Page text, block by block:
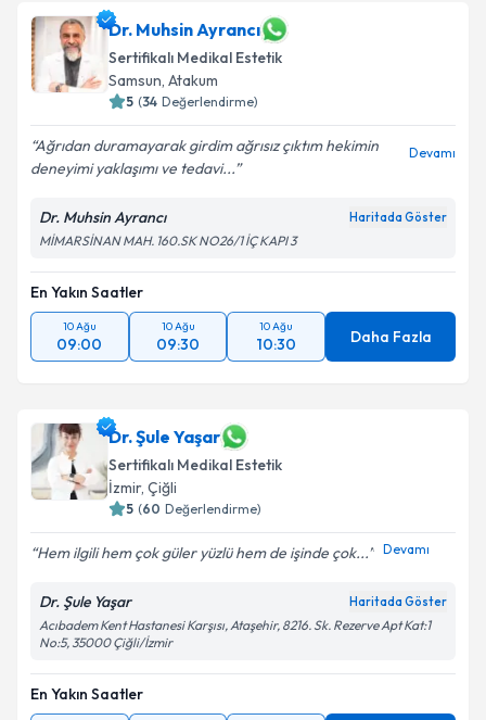
için bir takvim hazırlandığında e-posta ile
bilgilendireceğiz.
E-posta Adresiniz
Metni'ni okudum ve kişisel verilerimin belirtilen
kapsamda işlenmesini kabul ediyorum.
Takvim Talebini Gönder
Dr. Muhsin Ayrancı
Sertifikalı Medikal Estetik
Samsun, Atakum
5 (34 Değerlendirme)
Ağrıdan duramayarak girdim ağrısız çıktım hekimin
deneyimi yaklaşımı ve tedavi...
Devamı
Dr. Muhsin Ayrancı Haritada Göster
MİMARSİNAN MAH. 160.SK NO26/1 İÇ KAPI 3
En Yakın Saatler
10 Ağu
09:00
10 Ağu
09:30
10 Ağu
10:30 Daha Fazla
Dr. Şule Yaşar
Sertifikalı Medikal Estetik
İzmir, Çiğli
5 (60 Değerlendirme)
Hem ilgili hem çok güler yüzlü hem de işinde çok... Devamı
Dr. Şule Yaşar Haritada Göster
Acıbadem Kent Hastanesi Karşısı, Ataşehir, 8216. Sk. Rezerve Apt Kat:1
No:5, 35000 Çiğli/İzmir
En Yakın Saatler